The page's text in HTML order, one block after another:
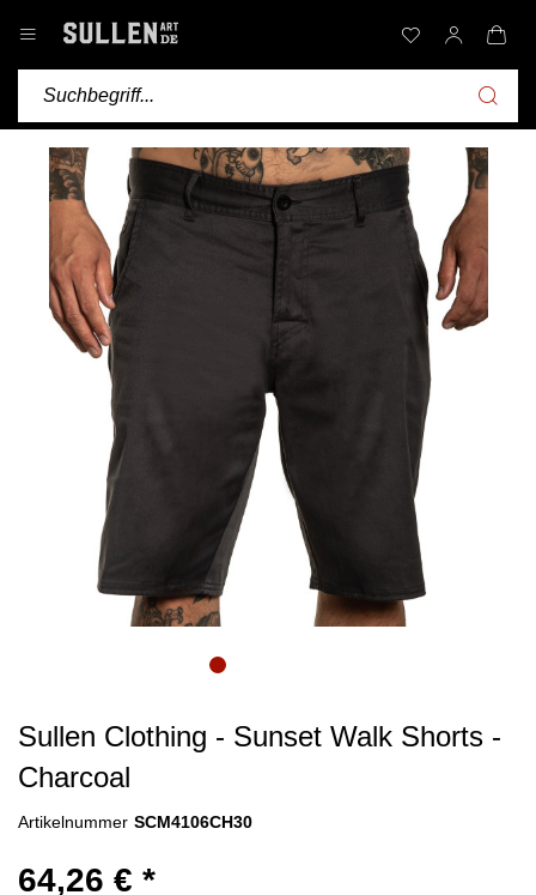
Sullen Clothing - Sunset Walk Shorts -
Charcoal
Artikelnummer SCM4106CH30
64,26 € *